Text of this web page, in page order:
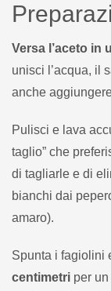
Versa l’aceto in
unisci l’acqua, il
anche
Pulisci e lava
taglio” che
di tagliarle e di
bianchi dai
amaro).
Spunta i fagiolini
centimetri per